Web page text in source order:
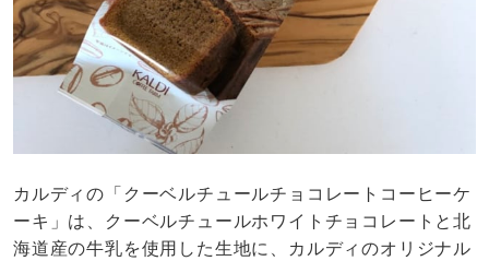
カルディの「クーベルチュールチョコレートコーヒーケ
ーキ」は、クーベルチュールホワイトチョコレートと北
海道産の牛乳を使用した生地に、カルディのオリジナル